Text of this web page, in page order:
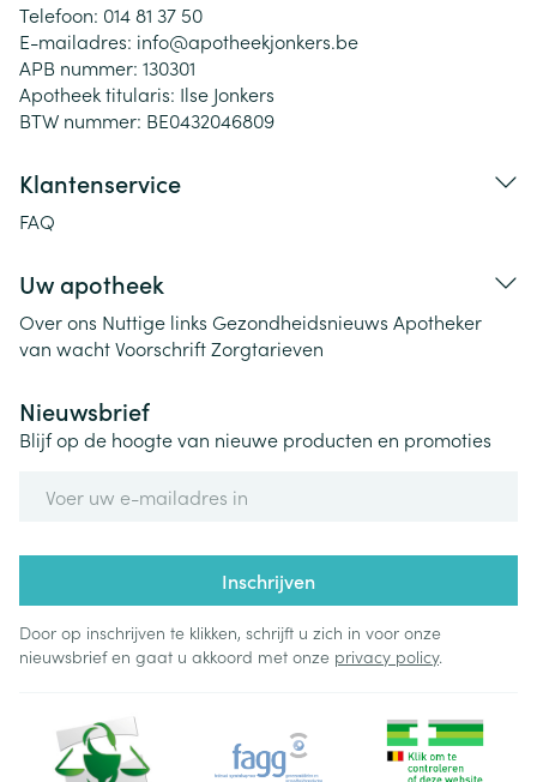
Telefoon: 014 81 37 50
E-mailadres: info@apotheekjonkers.be
APB nummer: 130301
Apotheek titularis: Ilse Jonkers
BTW nummer: BE0432046809
Klantenservice
FAQ
Uw apotheek
Over ons Nuttige links Gezondheidsnieuws Apotheker
van wachtVoorschriftZorgtarieven
Nieuwsbrief
Blijf op de hoogte van nieuwe producten en promoties
Inschrijven
Door op inschrijven te klikken, schrijft u zich in voor onze
nieuwsbrief en gaat u akkoord met onze privacy policy.